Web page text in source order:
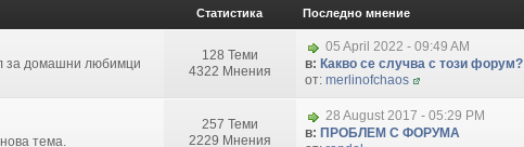
Статистика Последно мнение
за домашни любимци
128 Теми
4322 Мнения
05 April 2022 - 09:49 AM
в: Какво се случва с този форум?
от: merlinofchaos
тема.
257 Теми
2229 Мнения
28 August 2017 - 05:29 PM
в: ПРОБЛЕМ С ФОРУМА